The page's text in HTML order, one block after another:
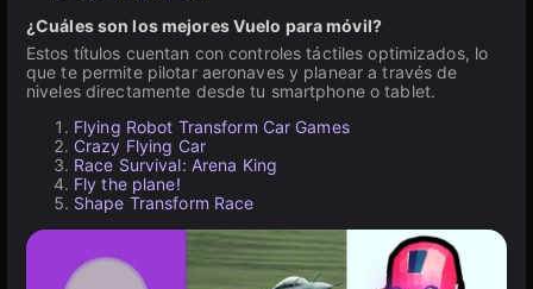
¿Cuáles son los mejores Vuelo para móvil?
Estos títulos cuentan con controles táctiles optimizados, lo
que te permite pilotar aeronaves y planear a través de
niveles directamente desde tu smartphone o tablet.
Flying Robot Transform Car Games
Crazy Flying Car
Race Survival: Arena King
Fly the plane!
Shape Transform Race